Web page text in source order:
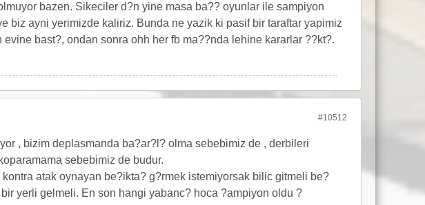
bazen. Sikeciler d?n yine masa ba?? oyunlar ile sampiyon
biz ayni yerimizde kaliriz. Bunda ne yazik ki pasif bir taraftar yapimiz
bast?, ondan sonra ohh her fb ma??nda lehine kararlar ??kt?.
#10512
, bizim deplasmanda ba?ar?l? olma sebebimiz de , derbileri
sebebimiz de budur.
atak oynayan be?ikta? g?rmek istemiyorsak bilic gitmeli be?
yerli gelmeli. En son hangi yabanc? hoca ?ampiyon oldu ?